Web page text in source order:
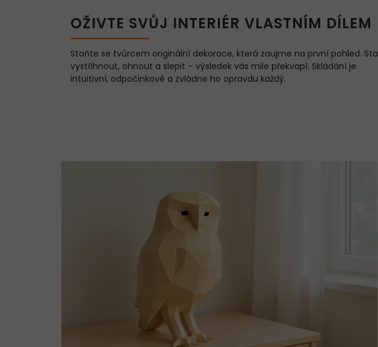
OŽIVTE SVŮJ INTERIÉR VLASTNÍM DÍLEM
Staňte se tvůrcem originální dekorace, která zaujme na první pohled.
vystřihnout, ohnout a slepit – výsledek vás mile překvapí. Skládání je
intuitivní, odpočinkové a zvládne ho opravdu každý.